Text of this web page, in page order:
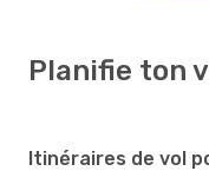
Planifie ton
Itinéraires de vol